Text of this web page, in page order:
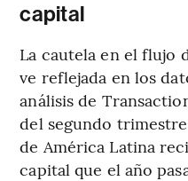
capital
La cautela en el flujo
ve reflejada en los
análisis de
del segundo
de América Latina
capital que el año